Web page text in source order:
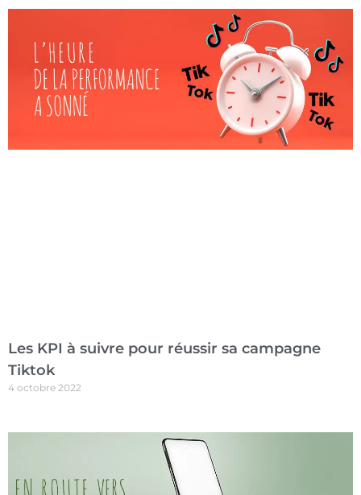
Les KPI à suivre pour réussir sa campagne
Tiktok
4 octobre 2022